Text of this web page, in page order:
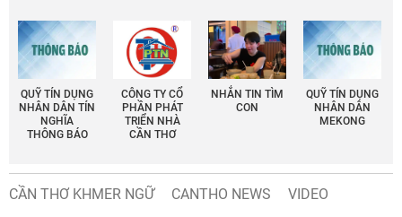
QUỸ TÍN DỤNG
NHÂN DÂN TÍN
NGHĨA
THÔNG BÁO
CÔNG TY CỔ
PHẦN PHÁT
TRIỂN NHÀ
CẦN THƠ
NHẮN TIN TÌM
CON
QUỸ TÍN DỤNG
NHÂN DÂN
MEKONG
CẦN THƠ KHMER NGỮ CANTHO NEWS
VIDEO